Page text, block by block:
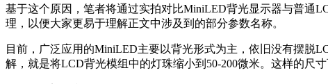
基于这个原因，笔者将通过实拍对比MiniLED背光显示器与普通
理，以便大家更易于理解正文中涉及到的部分参数名称。
目前，广泛应用的MiniLED主要以背光形式为主，依旧没有摆脱
解，就是将LCD背光模组中的灯珠缩小到50-200微米。这样的尺